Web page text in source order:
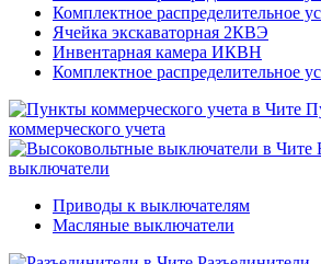
Комплектное распределительное
Ячейка экскаваторная 2КВЭ
Инвентарная камера ИКВН
Комплектное распределительное
коммерческого учета
выключатели
Приводы к выключателям
Масляные выключатели